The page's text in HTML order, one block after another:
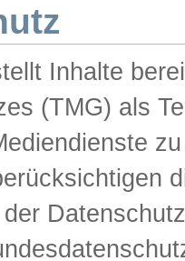
Inhalte
(TMG) als